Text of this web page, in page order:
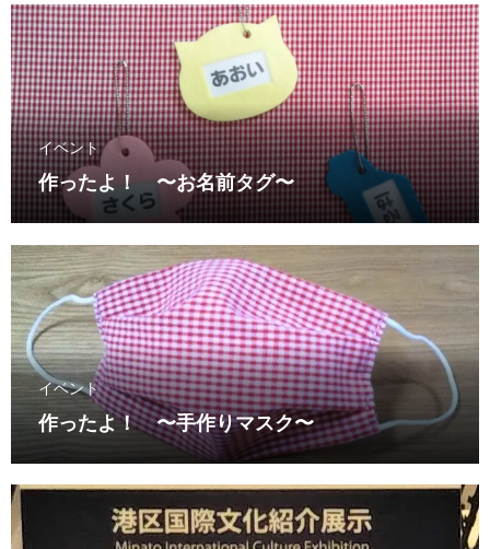
イベント
作ったよ！ 〜お名前タグ〜
イベント
作ったよ！ 〜手作りマスク〜